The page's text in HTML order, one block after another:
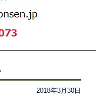
2018年3月30日